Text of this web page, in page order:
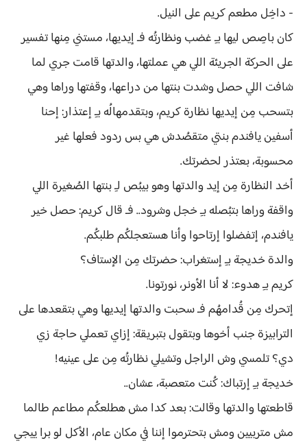
- داخِل مطعم كريم على النيل.
كان باصِص ليها بـِ غضب ونظارتُه فـ إيديها، مستني مِنها تفسير
على الحركة الجريئة اللي هي عملتها، والدتها قامت جري لما
شافت اللي حصل وشدت بنتها من دراعها، وقفتها وراها وهي
بتسحب مِن إيديها نظارة كريم، وبتقدمهالُه بـِ إعتذار: إحنا
أسفين يافندم بنتي متقصُدش هي بس ردود فعلها غير
محسوبة، بعتذر لحضرتك.
أخد النظارة مِن إيد والدتها وهو بيبُص لـِ بنتها الصُغيرة اللي
واقفة وراها بتبُصله بـِ خجل وشرود.. فـ قال كريم: حصل خير
يافندم، إتفضلوا إرتاحوا وأنا هستعجلكُم طلبكُم.
والدة خديجة بـِ إستغراب: حضرتك مِن الإستاف؟
كريم بـِ هدوء: لا أنا الأونر، نورتونا.
إتحرك مِن قُدامهُم فـ سحبت والدتها إيديها وهي بتقعدها على
الترابيزة جنب أخوها وبتقول بتبريقة: إزاي تعملي حاجة زي
دي؟ تلمسي وش الراجل وتشيلي نظارتُه مِن على عينيه!
خديجة بـِ إرتباك: كُنت متعصبة، عشان..
قاطعتها والدتها وقالت: بعد كدا مش هطلعكُم مطاعم طالما
مش متربيين ومش بتحترموا إننا في مكان عام، الأكل لو برا ييجي